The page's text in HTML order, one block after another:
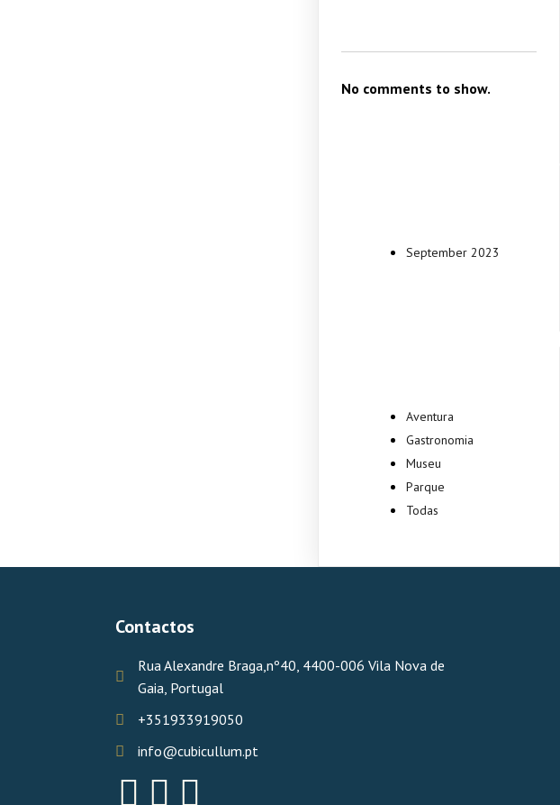
No comments to show.
September 2023
Aventura
Gastronomia
Museu
Parque
Todas
Contactos
Rua Alexandre Braga,nº40, 4400-006 Vila Nova de
Gaia, Portugal
+351933919050
info@cubicullum.pt